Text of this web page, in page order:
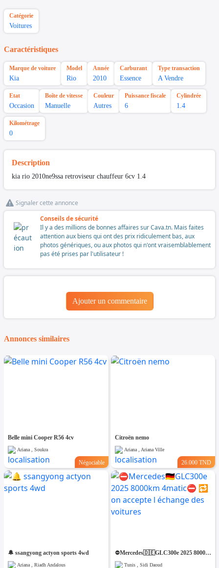
Catégorie
Voitures
Caractéristiques
Marque de voiture
Kia
Model
Rio
Année
2010
Carburant
Essence
Type transaction
A Vendre
Etat
Occasion
Boîte de vitesse
Manuelle
Couleur
Autres
Puissance fiscale
6
Cylindrée
1.4
Kilométrage
0
Description
kia rio 2010ne9ssa retroviseur chauffeur 6cv 1.4
Signaler cette annonce
Conseils de sécurité
Il y a des millions de bonnes affaires sur Cava.tn. Mais faites
attention aux biens qui ont des prix ridiculement bas, aux
photos génériques, ou aux photos qui n'ont vraisemblablement
pas été prises par l'utilisateur !
Ajouter un commentaire
Annonces similaires
Belle mini Cooper R56 4cv
Ariana , Soukra
Négociable
Citroën nemo
Ariana , Ariana Ville
26.000 TND
🔔 ssangyong actyon sports 4wd
Ariana , Riadh Andalous
⛔️Mercedes🇩🇪GLC300e 2025 8000km 4matic⛔️ 🔁 on accepte l échange des voitures
Tunis , Sidi Daoud